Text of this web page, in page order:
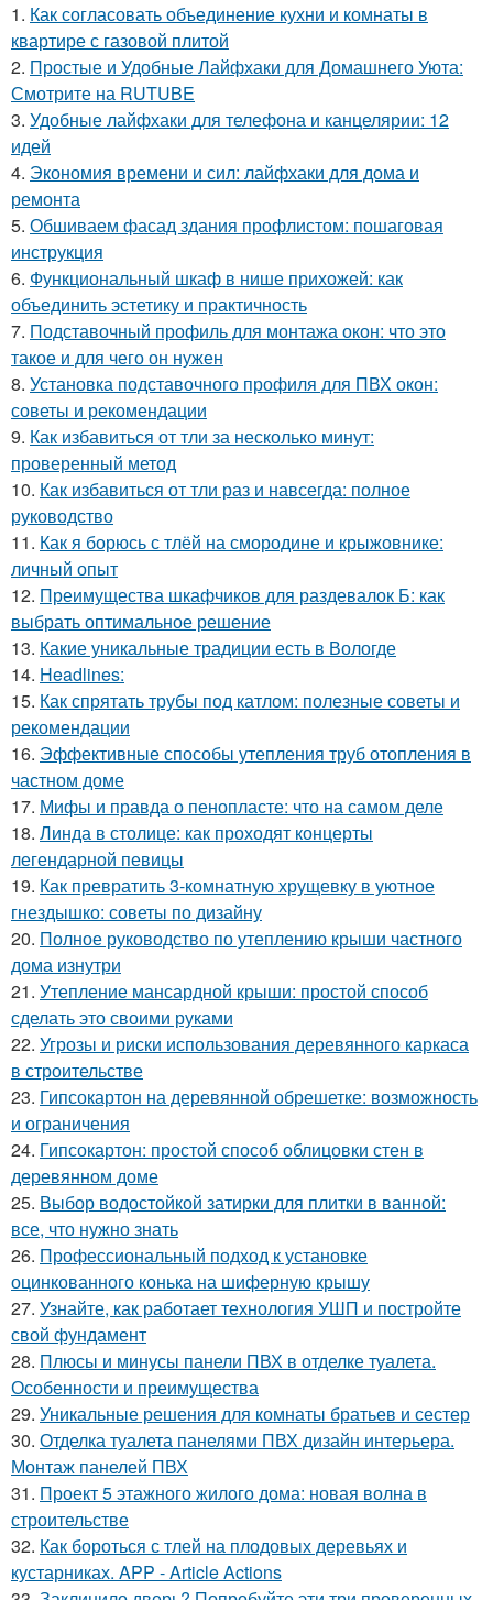
1. Как согласовать объединение кухни и комнаты в
квартире с газовой плитой
2. Простые и Удобные Лайфхаки для Домашнего Уюта:
Смотрите на RUTUBE
3. Удобные лайфхаки для телефона и канцелярии: 12
идей
4. Экономия времени и сил: лайфхаки для дома и
ремонта
5. Обшиваем фасад здания профлистом: пошаговая
инструкция
6. Функциональный шкаф в нише прихожей: как
объединить эстетику и практичность
7. Подставочный профиль для монтажа окон: что это
такое и для чего он нужен
8. Установка подставочного профиля для ПВХ окон:
советы и рекомендации
9. Как избавиться от тли за несколько минут:
проверенный метод
10. Как избавиться от тли раз и навсегда: полное
руководство
11. Как я борюсь с тлёй на смородине и крыжовнике:
личный опыт
12. Преимущества шкафчиков для раздевалок Б: как
выбрать оптимальное решение
13. Какие уникальные традиции есть в Вологде
14. Headlines:
15. Как спрятать трубы под катлом: полезные советы и
рекомендации
16. Эффективные способы утепления труб отопления в
частном доме
17. Мифы и правда о пенопласте: что на самом деле
18. Линда в столице: как проходят концерты
легендарной певицы
19. Как превратить 3-комнатную хрущевку в уютное
гнездышко: советы по дизайну
20. Полное руководство по утеплению крыши частного
дома изнутри
21. Утепление мансардной крыши: простой способ
сделать это своими руками
22. Угрозы и риски использования деревянного каркаса
в строительстве
23. Гипсокартон на деревянной обрешетке: возможность
и ограничения
24. Гипсокартон: простой способ облицовки стен в
деревянном доме
25. Выбор водостойкой затирки для плитки в ванной:
все, что нужно знать
26. Профессиональный подход к установке
оцинкованного конька на шиферную крышу
27. Узнайте, как работает технология УШП и постройте
свой фундамент
28. Плюсы и минусы панели ПВХ в отделке туалета.
Особенности и преимущества
29. Уникальные решения для комнаты братьев и сестер
30. Отделка туалета панелями ПВХ дизайн интерьера.
Монтаж панелей ПВХ
31. Проект 5 этажного жилого дома: новая волна в
строительстве
32. Как бороться с тлей на плодовых деревьях и
кустарниках. APP - Article Actions